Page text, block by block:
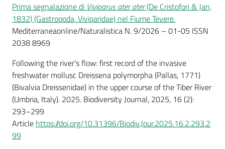
Prima segnalazione di Viviparus ater ater(De Cristofori & Jan,
1832) (Gastropoda, Viviparidae) nel Fiume Tevere.
Mediterraneaonline/Naturalistica N. 9/2026 – 01-05 ISSN
2038 8969
Following the river’s flow: first record of the invasive
freshwater mollusc Dreissena polymorpha (Pallas, 1771)
(Bivalvia Dreissenidae) in the upper course of the Tiber River
(Umbria, Italy). 2025. Biodiversity Journal, 2025, 16 (2):
293–299
Article https://doi.org/10.31396/Biodiv.Jour.2025.16.2.293.2
99